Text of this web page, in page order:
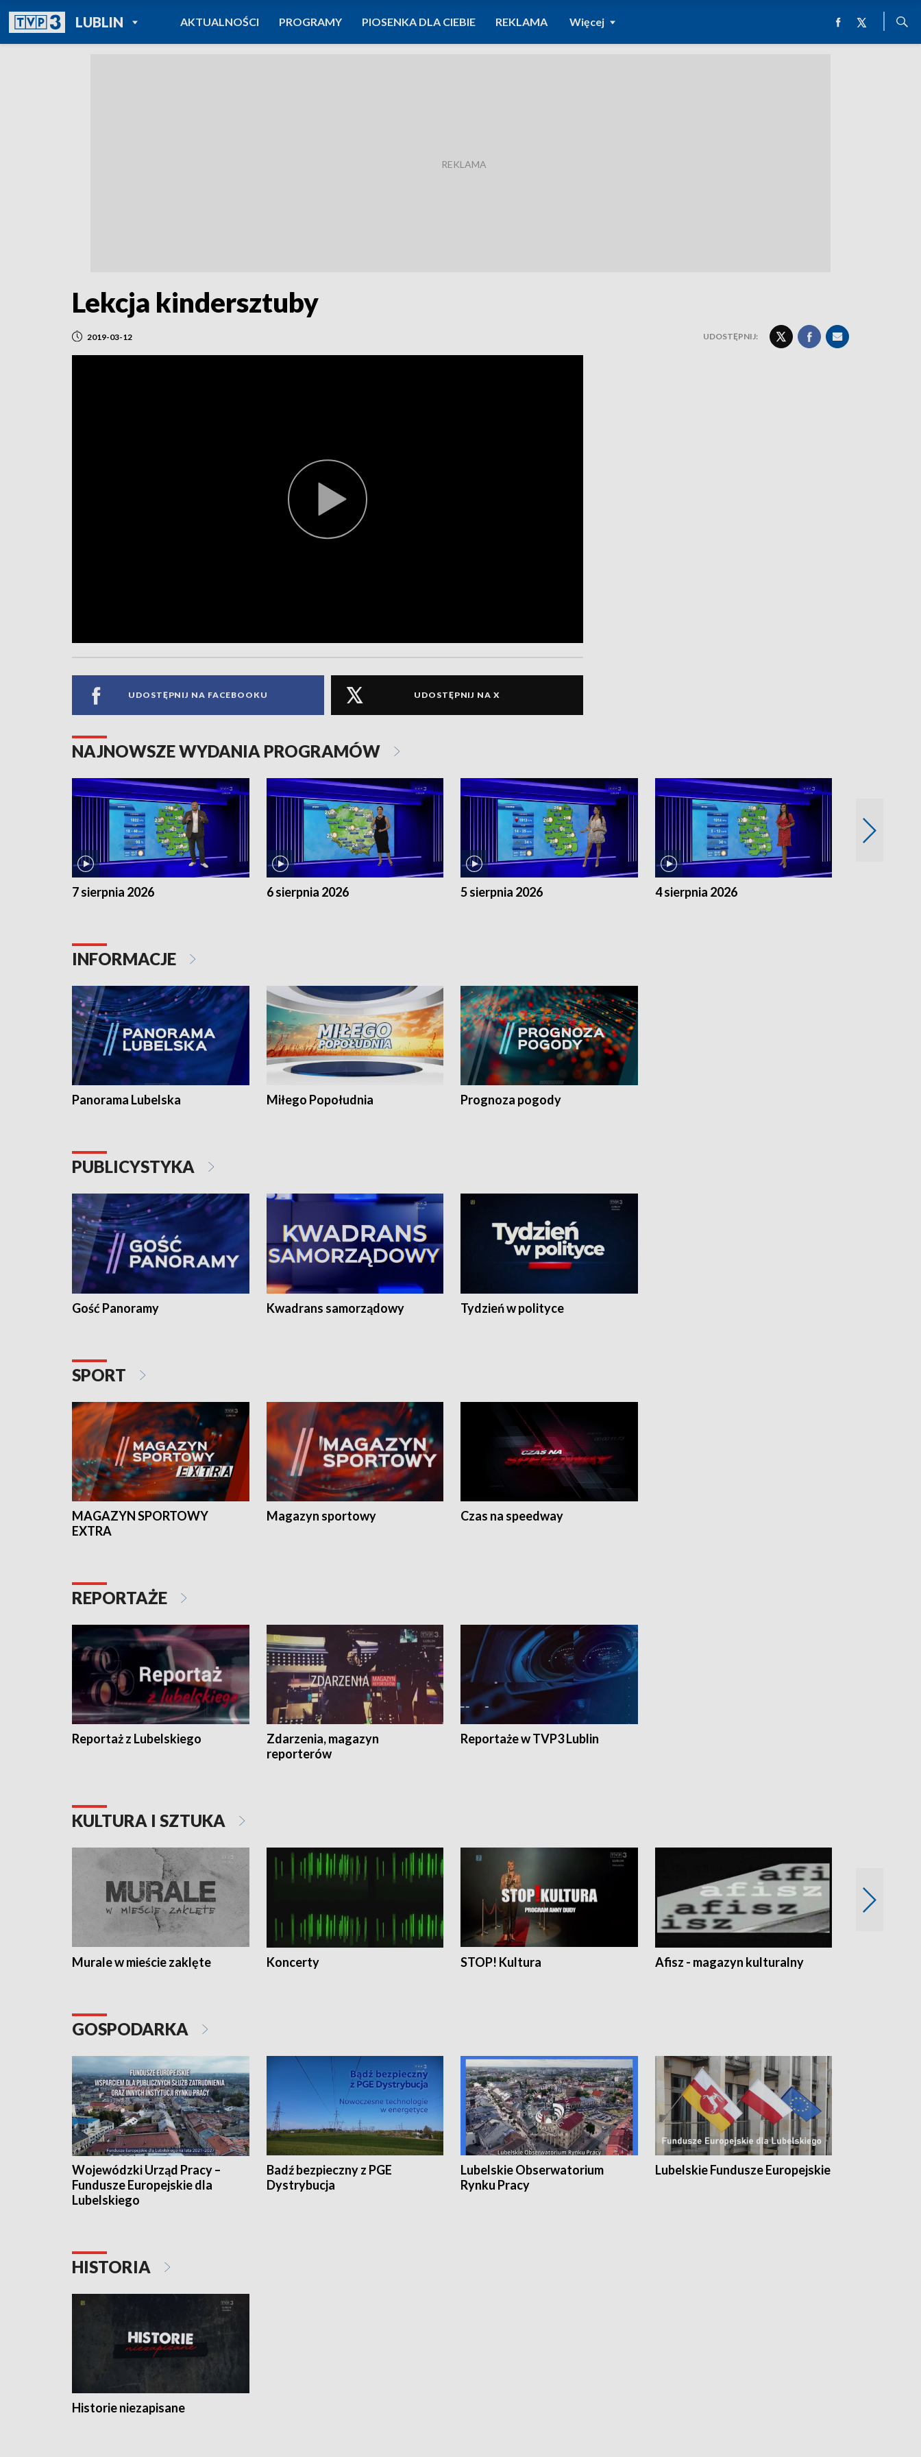
LUBLINPOWRÓT DO
TVP REGIONY
AKTUALNOŚCI PROGRAMY PIOSENKA DLA CIEBIE REKLAMA Więcej
Lekcja kindersztuby
2019-03-12 UDOSTĘPNIJ:
UDOSTĘPNIJ NA FACEBOOKU UDOSTĘPNIJ NA X
NAJNOWSZE WYDANIA PROGRAMÓW
7 sierpnia 2026 6 sierpnia 2026 5 sierpnia 2026 4 sierpnia 2026
INFORMACJE
Panorama Lubelska Miłego Popołudnia Prognoza pogody
PUBLICYSTYKA
Gość Panoramy Kwadrans samorządowy Tydzień w polityce
SPORT
MAGAZYN SPORTOWY
EXTRA
Magazyn sportowy Czas na speedway
REPORTAŻE
Reportaż z Lubelskiego
Zdarzenia, magazyn
reporterów
Reportaże w TVP3 Lublin
KULTURA I SZTUKA
Murale w mieście zaklęte Koncerty STOP! Kultura Afisz - magazyn kulturalny
GOSPODARKA
Wojewódzki Urząd Pracy –
Fundusze Europejskie dla
Lubelskiego
Badź bezpieczny z PGE
Dystrybucja
Lubelskie Obserwatorium
Rynku Pracy
Lubelskie Fundusze Europejskie
HISTORIA
Historie niezapisane